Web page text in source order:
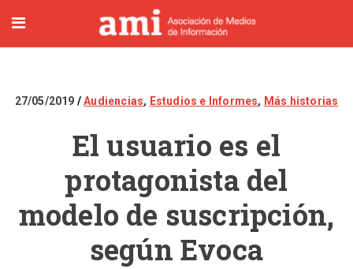
27/05/2019 Audiencias, Estudios e Informes, Más historias
El usuario es el
protagonista del
modelo de suscripción,
según Evoca